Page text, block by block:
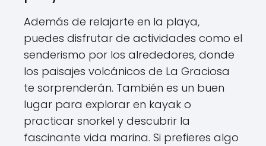
Además de relajarte en la playa,
puedes disfrutar de actividades como el
senderismo por los alrededores, donde
los paisajes volcánicos de La Graciosa
te sorprenderán. También es un buen
lugar para explorar en kayak o
practicar snorkel y descubrir la
fascinante vida marina. Si prefieres algo